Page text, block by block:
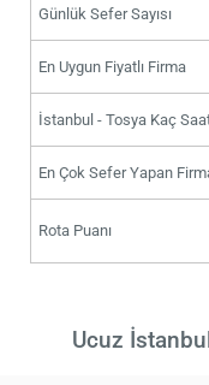
Günlük Sefer Sayısı
En Uygun Fiyatlı Firma
İstanbul - Tosya Kaç
En Çok Sefer Yapan
Rota Puanı
Ucuz